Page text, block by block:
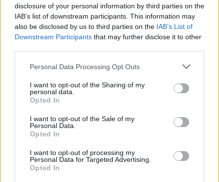
disclosure of your personal information by third parties on the
IAB’s list of downstream participants. This information may
also be disclosed by us to third parties on the IAB’s List of
Downstream Participants that may further disclose it to other
Please note that this website/app uses one or more Google
not limited to your visit or usage behaviour. You may click to
grant or deny consent to Google and its third-party tags to
use your data for below specified purposes in below Google
consent section.
Personal Data Processing Opt Outs
I want to opt-out of the Sharing of my
personal data.
Opted In
I want to opt-out of the Sale of my
Personal Data.
Opted In
I want to opt-out of processing my
Personal Data for Targeted Advertising.
Opted In
AUTORE